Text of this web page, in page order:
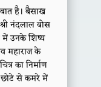
है। बैसाख
नंदलाल बोस
उनके शिष्य
महाराज के
का निर्माण
छोटे से कमरे में